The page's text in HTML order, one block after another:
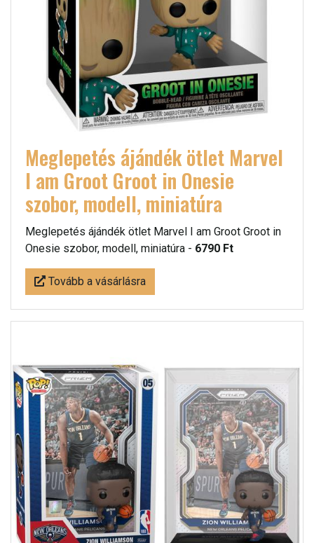
Meglepetés ájándék ötlet Marvel
I am Groot Groot in Onesie
szobor, modell, miniatúra
Meglepetés ájándék ötlet Marvel I am Groot Groot in
Onesie szobor, modell, miniatúra - 6790 Ft
Tovább a vásárlásra